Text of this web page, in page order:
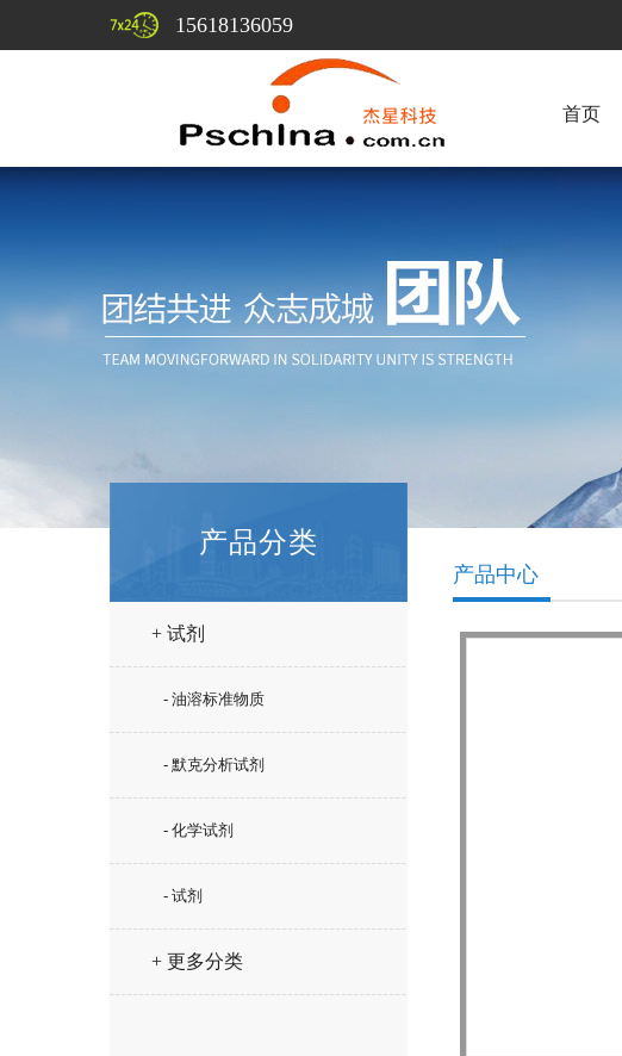
15618136059
首页
产品分类
+ 试剂
- 油溶标准物质
- 默克分析试剂
- 化学试剂
- 试剂
+ 更多分类
产品中心